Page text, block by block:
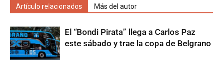
Artículo relacionados Más del autor
El “Bondi Pirata” llega a Carlos Paz
este sábado y trae la copa de Belgrano